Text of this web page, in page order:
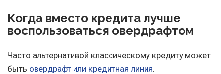
Когда вместо кредита лучше
воспользоваться овердрафтом
Часто альтернативой классическому кредиту может
быть овердрафт или кредитная линия.